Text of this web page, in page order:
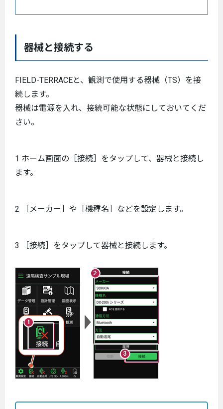
器械と接続する
FIELD-TERRACEと、観測で使用する器械（TS）を接
続します。
器械は電源を入れ、接続可能な状態にしておいてくだ
さい。
1 ホーム画面の［接続］をタップして、器械と接続し
ます。
2 ［メーカー］や［機種名］などを設定します。
3 ［接続］をタップして器械と接続します。